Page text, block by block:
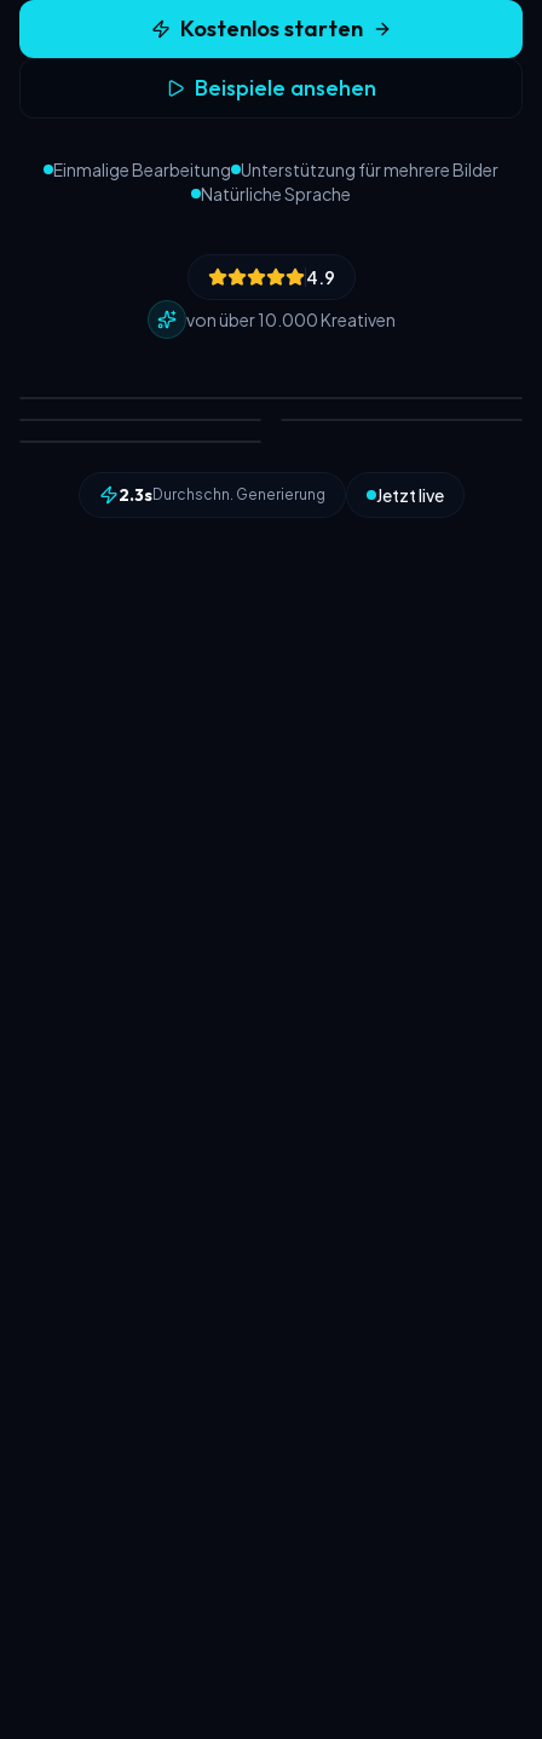
Kostenlos starten
Beispiele ansehen
Einmalige Bearbeitung Unterstützung für mehrere Bilder
Natürliche Sprache
4.9
von über 10.000 Kreativen
2.3sDurchschn. Generierung Jetzt live